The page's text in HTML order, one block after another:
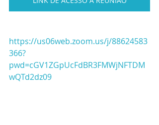
https://us06web.zoom.us/j/88624583
366?
pwd=cGV1ZGpUcFdBR3FMWjNFTDM
wQTd2dz09